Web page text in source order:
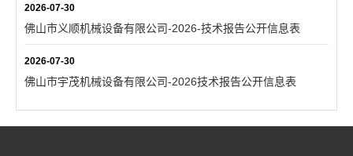
2026-07-30
佛山市义顺机械设备有限公司-2026-技术报告公开信息表
2026-07-30
佛山市宇茂机械设备有限公司-2026技术报告公开信息表